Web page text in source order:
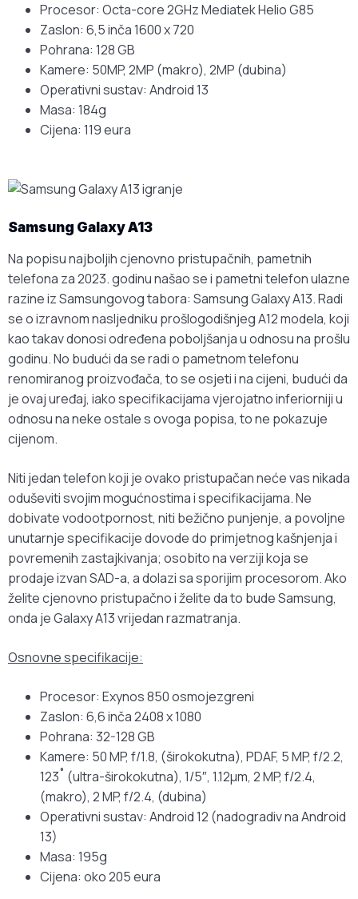
Procesor: Octa-core 2GHz Mediatek Helio G85
Zaslon: 6,5 inča 1600 x 720
Pohrana: 128 GB
Kamere: 50MP, 2MP (makro), 2MP (dubina)
Operativni sustav: Android 13
Masa: 184g
Cijena: 119 eura
Samsung Galaxy A13
Na popisu najboljih cjenovno pristupačnih, pametnih
telefona za 2023. godinu našao se i pametni telefon ulazne
razine iz Samsungovog tabora: Samsung Galaxy A13. Radi
se o izravnom nasljedniku prošlogodišnjeg A12 modela, koji
kao takav donosi određena poboljšanja u odnosu na prošlu
godinu. No budući da se radi o pametnom telefonu
renomiranog proizvođača, to se osjeti i na cijeni, budući da
je ovaj uređaj, iako specifikacijama vjerojatno inferiorniji u
odnosu na neke ostale s ovoga popisa, to ne pokazuje
cijenom.
Niti jedan telefon koji je ovako pristupačan neće vas nikada
oduševiti svojim mogućnostima i specifikacijama. Ne
dobivate vodootpornost, niti bežično punjenje, a povoljne
unutarnje specifikacije dovode do primjetnog kašnjenja i
povremenih zastajkivanja; osobito na verziji koja se
prodaje izvan SAD-a, a dolazi sa sporijim procesorom. Ako
želite cjenovno pristupačno i želite da to bude Samsung,
onda je Galaxy A13 vrijedan razmatranja.
Osnovne specifikacije:
Procesor: Exynos 850 osmojezgreni
Zaslon: 6,6 inča 2408 x 1080
Pohrana: 32-128 GB
Kamere: 50 MP, f/1.8, (širokokutna), PDAF, 5 MP, f/2.2,
123˚ (ultra-širokokutna), 1/5″, 1.12µm, 2 MP, f/2.4,
(makro), 2 MP, f/2.4, (dubina)
Operativni sustav: Android 12 (nadogradiv na Android
13)
Masa: 195g
Cijena: oko 205 eura